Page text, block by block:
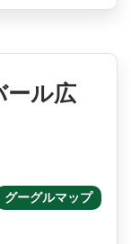
ール広
グーグルマップ